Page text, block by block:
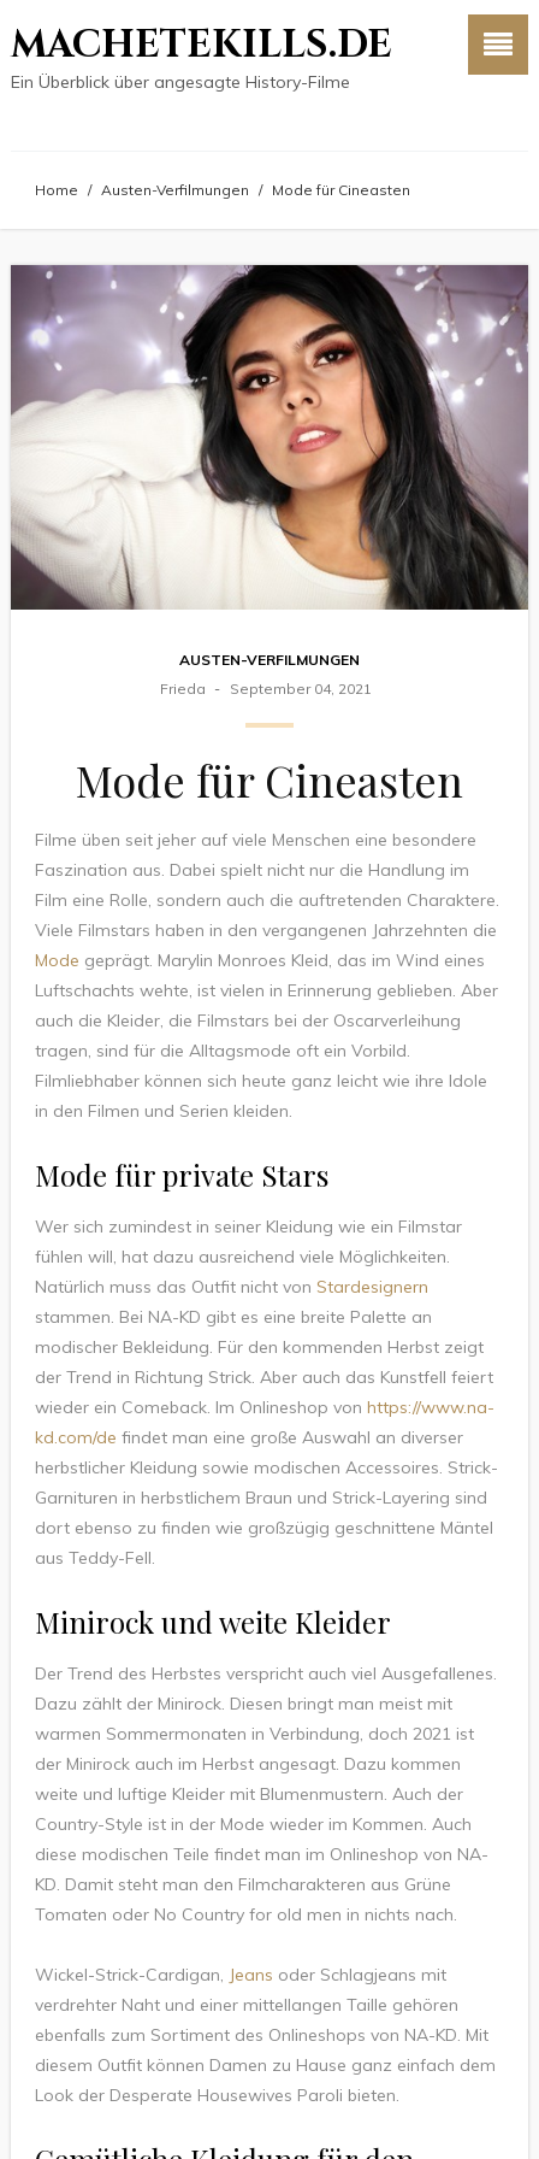
MACHETEKILLS.DE
Ein Überblick über angesagte History-Filme
Home / Austen-Verfilmungen / Mode für Cineasten
AUSTEN-VERFILMUNGEN
Frieda
September 04, 2021
Mode für Cineasten
Filme üben seit jeher auf viele Menschen eine besondere
Faszination aus. Dabei spielt nicht nur die Handlung im
Film eine Rolle, sondern auch die auftretenden Charaktere.
Viele Filmstars haben in den vergangenen Jahrzehnten die
Mode geprägt. Marylin Monroes Kleid, das im Wind eines
Luftschachts wehte, ist vielen in Erinnerung geblieben. Aber
auch die Kleider, die Filmstars bei der Oscarverleihung
tragen, sind für die Alltagsmode oft ein Vorbild.
Filmliebhaber können sich heute ganz leicht wie ihre Idole
in den Filmen und Serien kleiden.
Mode für private Stars
Wer sich zumindest in seiner Kleidung wie ein Filmstar
fühlen will, hat dazu ausreichend viele Möglichkeiten.
Natürlich muss das Outfit nicht von Stardesignern
stammen. Bei NA-KD gibt es eine breite Palette an
modischer Bekleidung. Für den kommenden Herbst zeigt
der Trend in Richtung Strick. Aber auch das Kunstfell feiert
wieder ein Comeback. Im Onlineshop von https://www.na-
kd.com/de findet man eine große Auswahl an diverser
herbstlicher Kleidung sowie modischen Accessoires. Strick-
Garnituren in herbstlichem Braun und Strick-Layering sind
dort ebenso zu finden wie großzügig geschnittene Mäntel
aus Teddy-Fell.
Minirock und weite Kleider
Der Trend des Herbstes verspricht auch viel Ausgefallenes.
Dazu zählt der Minirock. Diesen bringt man meist mit
warmen Sommermonaten in Verbindung, doch 2021 ist
der Minirock auch im Herbst angesagt. Dazu kommen
weite und luftige Kleider mit Blumenmustern. Auch der
Country-Style ist in der Mode wieder im Kommen. Auch
diese modischen Teile findet man im Onlineshop von NA-
KD. Damit steht man den Filmcharakteren aus Grüne
Tomaten oder No Country for old men in nichts nach.
Wickel-Strick-Cardigan, Jeans oder Schlagjeans mit
verdrehter Naht und einer mittellangen Taille gehören
ebenfalls zum Sortiment des Onlineshops von NA-KD. Mit
diesem Outfit können Damen zu Hause ganz einfach dem
Look der Desperate Housewives Paroli bieten.